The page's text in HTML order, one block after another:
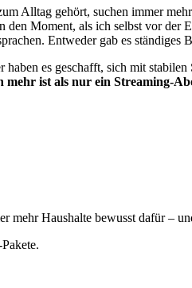
Alltag gehört, suchen immer
den Moment, als ich selbst vor der
Entweder gab es
es geschafft, sich mit
mehr ist als nur ein Streaming-
Haushalte bewusst dafür –